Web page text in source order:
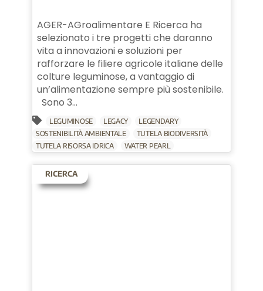
AGER-AGroalimentare E Ricerca ha
selezionato i tre progetti che daranno
vita a innovazioni e soluzioni per
rafforzare le filiere agricole italiane delle
colture leguminose, a vantaggio di
un’alimentazione sempre più sostenibile.
Sono 3...
LEGUMINOSE LEGACY
LEGENDARY
SOSTENIBILITÀ AMBIENTALE
TUTELA BIODIVERSITÀ
TUTELA RISORSA IDRICA
WATER PEARL
RICERCA